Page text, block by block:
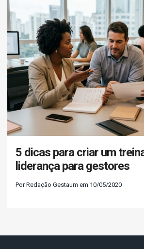
5 dicas para criar um
liderança para gestores
Por Redação Gestaum em 10/05/2020